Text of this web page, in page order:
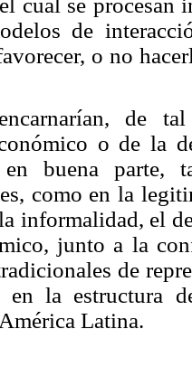
de
o no
de
o de la
en buena parte,
como en la
informalidad, el
junto a la
de
en la estructura
Latina.